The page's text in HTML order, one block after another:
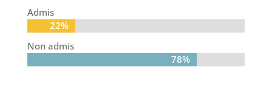
Admis
22%
22%
Non admis
78%
78%